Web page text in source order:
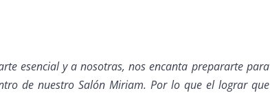
esencial y a nosotras, nos encanta prepararte para
de nuestro Salón Miriam. Por lo que el lograr que